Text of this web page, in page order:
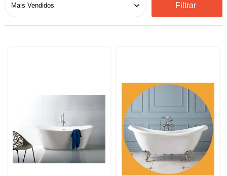
Filtrar